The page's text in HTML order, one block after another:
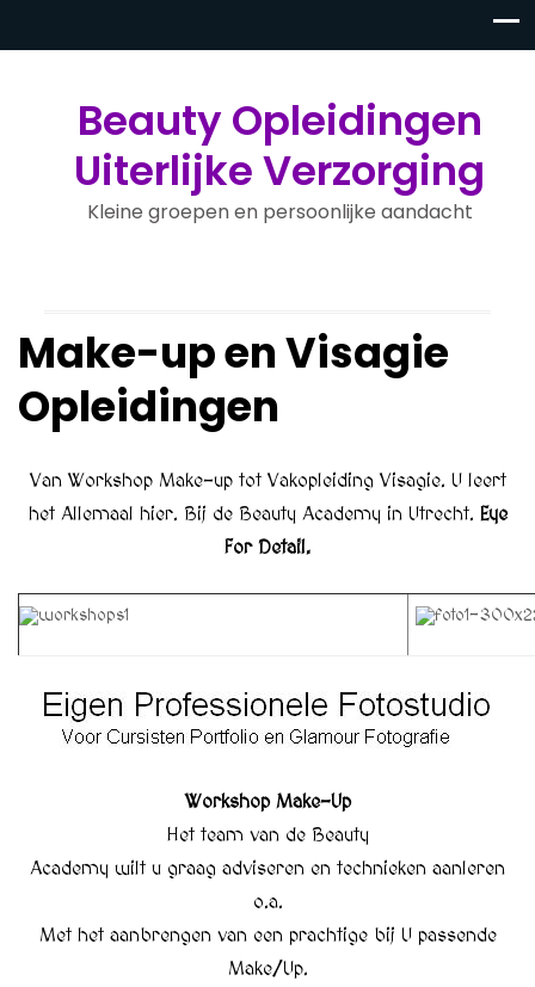
Beauty Opleidingen
Uiterlijke Verzorging
Kleine groepen en persoonlijke aandacht
Make-up en Visagie
Opleidingen
Van Workshop Make-up tot Vakopleiding Visagie. U leert
het Allemaal hier. Bij de Beauty Academy in Utrecht. Eye
For Detail.
Workshop Make-Up
Het team van de Beauty
Academy wilt u graag adviseren en technieken aanleren
o.a.
Met het aanbrengen van een prachtige bij U passende
Make/Up.